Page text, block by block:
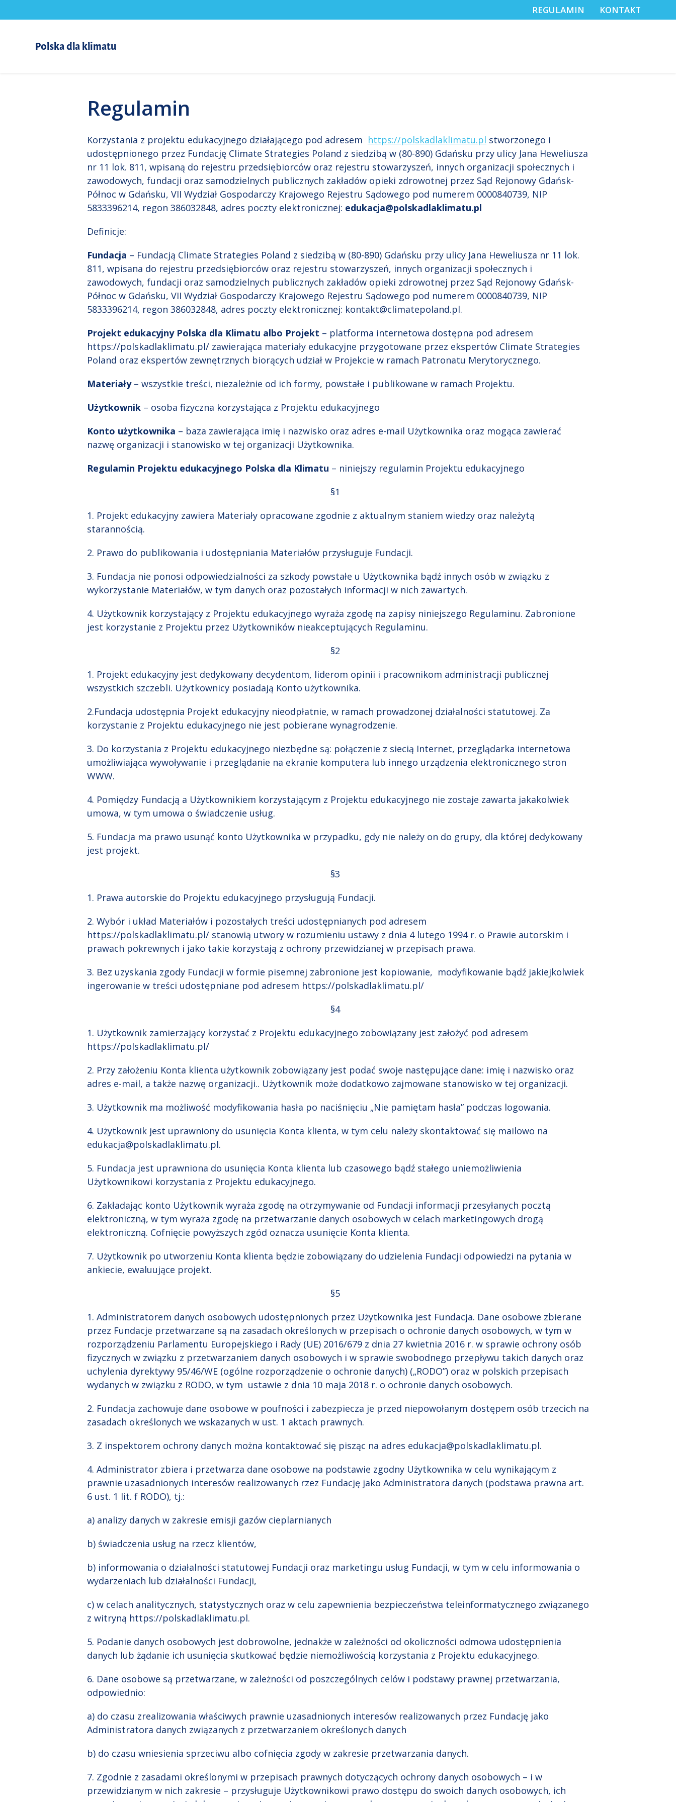
REGULAMIN KONTAKT
Polska dla klimatu
Regulamin
Korzystania z projektu edukacyjnego działającego pod adresem https://polskadlaklimatu.pl stworzonego i
udostępnionego przez Fundację Climate Strategies Poland z siedzibą w (80-890) Gdańsku przy ulicy Jana Heweliusza
nr 11 lok. 811, wpisaną do rejestru przedsiębiorców oraz rejestru stowarzyszeń, innych organizacji społecznych i
zawodowych, fundacji oraz samodzielnych publicznych zakładów opieki zdrowotnej przez Sąd Rejonowy Gdańsk-
Północ w Gdańsku, VII Wydział Gospodarczy Krajowego Rejestru Sądowego pod numerem 0000840739, NIP
5833396214, regon 386032848, adres poczty elektronicznej: edukacja@polskadlaklimatu.pl
Definicje:
Fundacja – Fundacją Climate Strategies Poland z siedzibą w (80-890) Gdańsku przy ulicy Jana Heweliusza nr 11 lok.
811, wpisana do rejestru przedsiębiorców oraz rejestru stowarzyszeń, innych organizacji społecznych i
zawodowych, fundacji oraz samodzielnych publicznych zakładów opieki zdrowotnej przez Sąd Rejonowy Gdańsk-
Północ w Gdańsku, VII Wydział Gospodarczy Krajowego Rejestru Sądowego pod numerem 0000840739, NIP
5833396214, regon 386032848, adres poczty elektronicznej: kontakt@climatepoland.pl.
Projekt edukacyjny Polska dla Klimatu albo Projekt – platforma internetowa dostępna pod adresem
https://polskadlaklimatu.pl/ zawierająca materiały edukacyjne przygotowane przez ekspertów Climate Strategies
Poland oraz ekspertów zewnętrznych biorących udział w Projekcie w ramach Patronatu Merytorycznego.
Materiały– wszystkie treści, niezależnie od ich formy, powstałe i publikowane w ramach Projektu.
Użytkownik– osoba fizyczna korzystająca z Projektu edukacyjnego
Konto użytkownika – baza zawierająca imię i nazwisko oraz adres e-mail Użytkownika oraz mogąca zawierać
nazwę organizacji i stanowisko w tej organizacji Użytkownika.
Regulamin Projektu edukacyjnego Polska dla Klimatu – niniejszy regulamin Projektu edukacyjnego
§1
1. Projekt edukacyjny zawiera Materiały opracowane zgodnie z aktualnym staniem wiedzy oraz należytą
starannością.
2. Prawo do publikowania i udostępniania Materiałów przysługuje Fundacji.
3. Fundacja nie ponosi odpowiedzialności za szkody powstałe u Użytkownika bądź innych osób w związku z
wykorzystanie Materiałów, w tym danych oraz pozostałych informacji w nich zawartych.
4. Użytkownik korzystający z Projektu edukacyjnego wyraża zgodę na zapisy niniejszego Regulaminu. Zabronione
jest korzystanie z Projektu przez Użytkowników nieakceptujących Regulaminu.
§2
1. Projekt edukacyjny jest dedykowany decydentom, liderom opinii i pracownikom administracji publicznej
wszystkich szczebli. Użytkownicy posiadają Konto użytkownika.
2.Fundacja udostępnia Projekt edukacyjny nieodpłatnie, w ramach prowadzonej działalności statutowej. Za
korzystanie z Projektu edukacyjnego nie jest pobierane wynagrodzenie.
3. Do korzystania z Projektu edukacyjnego niezbędne są: połączenie z siecią Internet, przeglądarka internetowa
umożliwiająca wywoływanie i przeglądanie na ekranie komputera lub innego urządzenia elektronicznego stron
WWW.
4. Pomiędzy Fundacją a Użytkownikiem korzystającym z Projektu edukacyjnego nie zostaje zawarta jakakolwiek
umowa, w tym umowa o świadczenie usług.
5. Fundacja ma prawo usunąć konto Użytkownika w przypadku, gdy nie należy on do grupy, dla której dedykowany
jest projekt.
§3
1. Prawa autorskie do Projektu edukacyjnego przysługują Fundacji.
2. Wybór i układ Materiałów i pozostałych treści udostępnianych pod adresem
https://polskadlaklimatu.pl/ stanowią utwory w rozumieniu ustawy z dnia 4 lutego 1994 r. o Prawie autorskim i
prawach pokrewnych i jako takie korzystają z ochrony przewidzianej w przepisach prawa.
3. Bez uzyskania zgody Fundacji w formie pisemnej zabronione jest kopiowanie, modyfikowanie bądź jakiejkolwiek
ingerowanie w treści udostępniane pod adresem https://polskadlaklimatu.pl/
§4
1. Użytkownik zamierzający korzystać z Projektu edukacyjnego zobowiązany jest założyć pod adresem
https://polskadlaklimatu.pl/
2. Przy założeniu Konta klienta użytkownik zobowiązany jest podać swoje następujące dane: imię i nazwisko oraz
adres e-mail, a także nazwę organizacji.. Użytkownik może dodatkowo zajmowane stanowisko w tej organizacji.
3. Użytkownik ma możliwość modyfikowania hasła po naciśnięciu „Nie pamiętam hasła” podczas logowania.
4. Użytkownik jest uprawniony do usunięcia Konta klienta, w tym celu należy skontaktować się mailowo na
edukacja@polskadlaklimatu.pl.
5. Fundacja jest uprawniona do usunięcia Konta klienta lub czasowego bądź stałego uniemożliwienia
Użytkownikowi korzystania z Projektu edukacyjnego.
6. Zakładając konto Użytkownik wyraża zgodę na otrzymywanie od Fundacji informacji przesyłanych pocztą
elektroniczną, w tym wyraża zgodę na przetwarzanie danych osobowych w celach marketingowych drogą
elektroniczną. Cofnięcie powyższych zgód oznacza usunięcie Konta klienta.
7. Użytkownik po utworzeniu Konta klienta będzie zobowiązany do udzielenia Fundacji odpowiedzi na pytania w
ankiecie, ewaluujące projekt.
§5
1. Administratorem danych osobowych udostępnionych przez Użytkownika jest Fundacja. Dane osobowe zbierane
przez Fundacje przetwarzane są na zasadach określonych w przepisach o ochronie danych osobowych, w tym w
rozporządzeniu Parlamentu Europejskiego i Rady (UE) 2016/679 z dnia 27 kwietnia 2016 r. w sprawie ochrony osób
fizycznych w związku z przetwarzaniem danych osobowych i w sprawie swobodnego przepływu takich danych oraz
uchylenia dyrektywy 95/46/WE (ogólne rozporządzenie o ochronie danych) („RODO”) oraz w polskich przepisach
wydanych w związku z RODO, w tym ustawie z dnia 10 maja 2018 r. o ochronie danych osobowych.
2. Fundacja zachowuje dane osobowe w poufności i zabezpiecza je przed niepowołanym dostępem osób trzecich na
zasadach określonych we wskazanych w ust. 1 aktach prawnych.
3. Z inspektorem ochrony danych można kontaktować się pisząc na adres edukacja@polskadlaklimatu.pl.
4. Administrator zbiera i przetwarza dane osobowe na podstawie zgodny Użytkownika w celu wynikającym z
prawnie uzasadnionych interesów realizowanych rzez Fundację jako Administratora danych (podstawa prawna art.
6 ust. 1 lit. f RODO), tj.:
a) analizy danych w zakresie emisji gazów cieplarnianych
b) świadczenia usług na rzecz klientów,
b) informowania o działalności statutowej Fundacji oraz marketingu usług Fundacji, w tym w celu informowania o
wydarzeniach lub działalności Fundacji,
c) w celach analitycznych, statystycznych oraz w celu zapewnienia bezpieczeństwa teleinformatycznego związanego
z witryną https://polskadlaklimatu.pl.
5. Podanie danych osobowych jest dobrowolne, jednakże w zależności od okoliczności odmowa udostępnienia
danych lub żądanie ich usunięcia skutkować będzie niemożliwością korzystania z Projektu edukacyjnego.
6. Dane osobowe są przetwarzane, w zależności od poszczególnych celów i podstawy prawnej przetwarzania,
odpowiednio:
a) do czasu zrealizowania właściwych prawnie uzasadnionych interesów realizowanych przez Fundację jako
Administratora danych związanych z przetwarzaniem określonych danych
b) do czasu wniesienia sprzeciwu albo cofnięcia zgody w zakresie przetwarzania danych.
7. Zgodnie z zasadami określonymi w przepisach prawnych dotyczących ochrony danych osobowych – i w
przewidzianym w nich zakresie – przysługuje Użytkownikowi prawo dostępu do swoich danych osobowych, ich